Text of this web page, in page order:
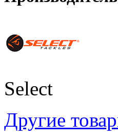
Select
Другие